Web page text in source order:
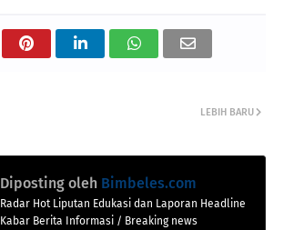
LEBIH BARU
Diposting oleh Bimbeles.com
Radar Hot Liputan Edukasi dan Laporan Headline
Kabar Berita Informasi / Breaking news